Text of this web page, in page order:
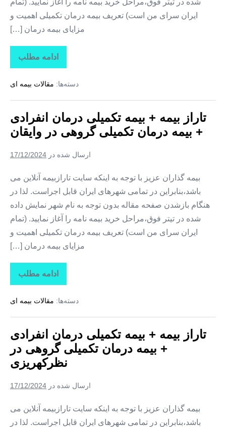
شده در تیتر فوق،مراحل خرید بیمه نامه را آغاز نمایید. (تمام
ایران سرای من است) تعریف بیمه درمان تکمیلی اهمیت و
مزایای بیمه درمان […]
ادامه مطلب
تاراز
بیمه
بیمه
درمان
+
بیمه
درمان
تکمیلی
در
دسته‌ها: مقالات بیمه ای
تاراز بیمه + بیمه تکمیلی درمان انفرادی
+ بیمه درمان تکمیلی گروهی در وایقان
ارسال شده در 17/12/2024
بیمه گذاران عزیز با توجه به اینکه سایت تارازبیمه آنلاین می
باشد،بنابراین در تمامی شهرهای ایران قابل اجراست. لذا در
هنگام بازشدن صفحه مقاله بدون توجه به نام شهر نمایش داده
شده در تیتر فوق،مراحل خرید بیمه نامه را آغاز نمایید. (تمام
ایران سرای من است) تعریف بیمه درمان تکمیلی اهمیت و
مزایای بیمه درمان […]
ادامه مطلب
تاراز
بیمه
بیمه
درمان
+
بیمه
درمان
تکمیلی
گروهی
وایقان
دسته‌ها: مقالات بیمه ای
تاراز بیمه + بیمه تکمیلی درمان انفرادی
+ بیمه درمان تکمیلی گروهی در
نظرکهریزی
ارسال شده در 17/12/2024
بیمه گذاران عزیز با توجه به اینکه سایت تارازبیمه آنلاین می
باشد،بنابراین در تمامی شهرهای ایران قابل اجراست. لذا در